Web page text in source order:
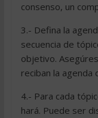
consenso, un
3.- Defina la
secuencia de
objetivo.
reciban la agenda
4.- Para cada
hará. Puede ser